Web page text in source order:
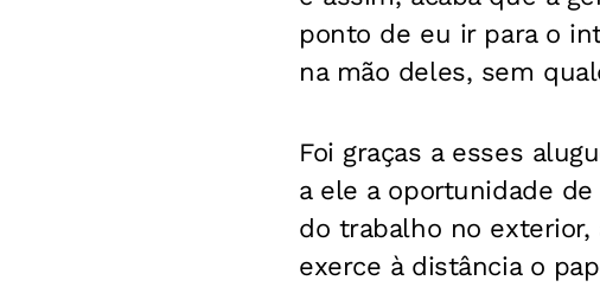
ponto de eu ir para o
na mão deles, sem
Foi graças a esses
a ele a oportunidade
do trabalho no exterior,
exerce à distância o